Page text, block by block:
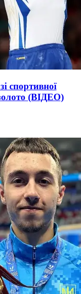
спортивної
(ВІДЕО)